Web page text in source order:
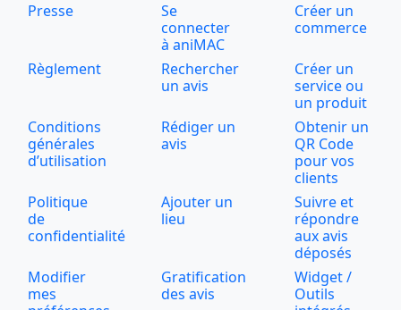
Presse
Se
connecter
à aniMAC
Créer un
commerce
Règlement
Rechercher
un avis
Créer un
service ou
un produit
Conditions
générales
d’utilisation
Rédiger un
avis
Obtenir un
QR Code
pour vos
clients
Politique
de
confidentialité
Ajouter un
lieu
Suivre et
répondre
aux avis
déposés
Modifier
mes
Gratification
des avis
Widget /
Outils